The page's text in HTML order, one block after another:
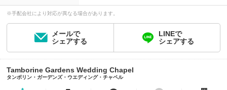
※手配会社により対応が異なる場合があります。
メールで
シェアする
LINEで
シェアする
Tamborine Gardens Wedding Chapel
タンボリン・ガーデンズ・ウエディング・チャペル